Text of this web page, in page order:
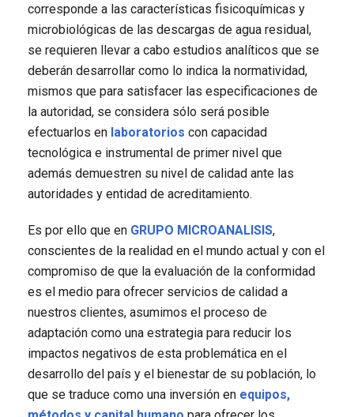
corresponde a las características fisicoquímicas y
microbiológicas de las descargas de agua residual,
se requieren llevar a cabo estudios analíticos que se
deberán desarrollar como lo indica la normatividad,
mismos que para satisfacer las especificaciones de
la autoridad, se considera sólo será posible
efectuarlos en laboratorios con capacidad
tecnológica e instrumental de primer nivel que
además demuestren su nivel de calidad ante las
autoridades y entidad de acreditamiento.
Es por ello que en GRUPO MICROANALISIS,
conscientes de la realidad en el mundo actual y con el
compromiso de que la evaluación de la conformidad
es el medio para ofrecer servicios de calidad a
nuestros clientes, asumimos el proceso de
adaptación como una estrategia para reducir los
impactos negativos de esta problemática en el
desarrollo del país y el bienestar de su población, lo
que se traduce como una inversión en equipos,